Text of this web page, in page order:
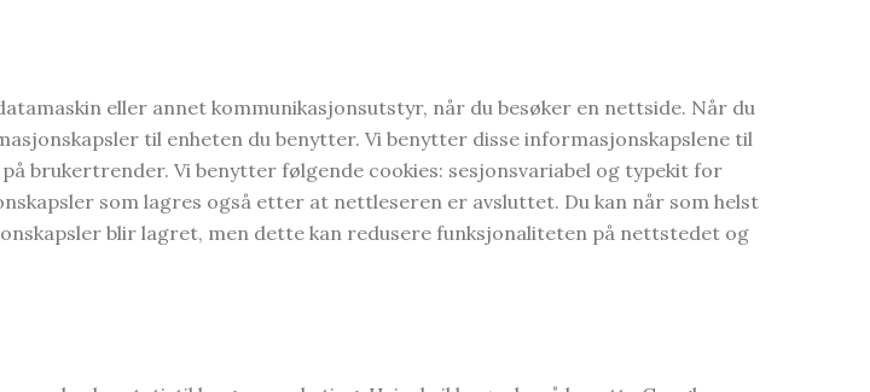
eller annet kommunikasjonsutstyr, når du besøker en nettside. Når du
til enheten du benytter. Vi benytter disse informasjonskapslene til
brukertrender. Vi benytter følgende cookies: sesjonsvariabel og typekit for
som lagres også etter at nettleseren er avsluttet. Du kan når som helst
blir lagret, men dette kan redusere funksjonaliteten på nettstedet og